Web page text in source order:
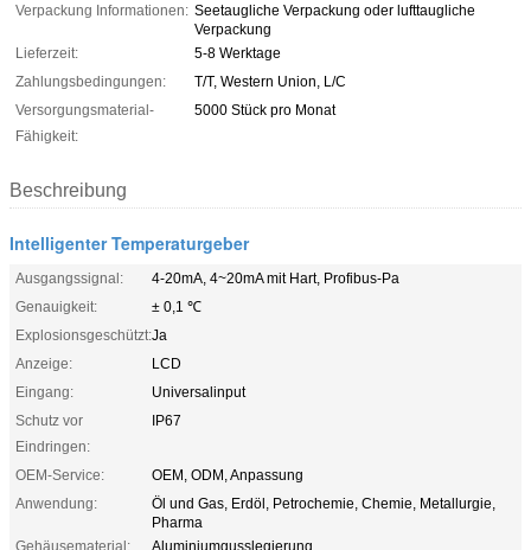
Verpackung Informationen: Seetaugliche Verpackung oder lufttaugliche
Verpackung
Lieferzeit:
5-8 Werktage
Zahlungsbedingungen:
T/T, Western Union, L/C
Versorgungsmaterial-
Fähigkeit:
5000 Stück pro Monat
Beschreibung
Intelligenter Temperaturgeber
Ausgangssignal:
4-20mA, 4~20mA mit Hart, Profibus-Pa
Genauigkeit:
± 0,1 ℃
Explosionsgeschützt:Ja
Anzeige:
LCD
Eingang:
Universalinput
Schutz vor
Eindringen:
IP67
OEM-Service:
OEM, ODM, Anpassung
Anwendung:
Öl und Gas, Erdöl, Petrochemie, Chemie, Metallurgie,
Pharma
Gehäusematerial:
Aluminiumgusslegierung